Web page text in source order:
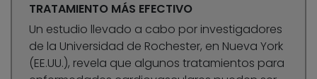
TRATAMIENTO MÁS EFECTIVO
Un estudio llevado a cabo por investigadores
de la Universidad de Rochester, en Nueva York
(EE.UU.), revela que algunos tratamientos para